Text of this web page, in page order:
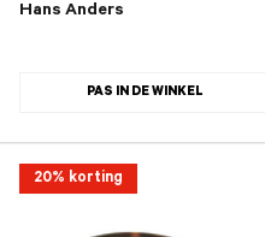
Hans Anders
PAS IN DE WINKEL
20% korting